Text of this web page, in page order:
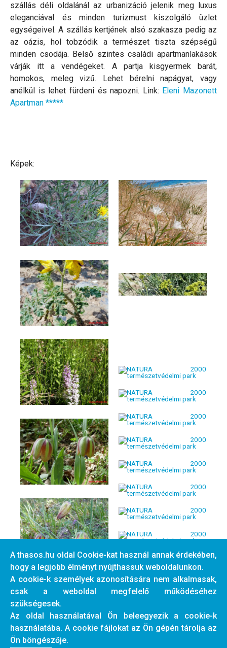
szállás déli oldalánál az urbanizáció jelenik meg luxus
eleganciával és minden turizmust kiszolgáló üzlet
egységeivel. A szállás kertjének alsó szakasza pedig az
az oázis, hol tobzódik a természet tiszta szépségű
minden csodája. Belső szintes családi apartmanlakások
várják itt a vendégeket. A partja kisgyermek barát,
homokos, meleg vizű. Lehet bérelni napágyat, vagy
anélkül is lehet fürdeni és napozni. Link: Eleni Mazonett
Apartman *****
Képek:
A thasos.hu oldal Cookie-kat használ annak érdekében,
hogy a legjobb élményt nyújthassuk weboldalunkon.
A cookie-k személyek azonosítására nem alkalmasak,
csak a weboldal megfelelő működéséhez
szükségesek.
Az oldal használatával Ön beleegyezik a cookie-k
használatába. A cookie fájlokat az Ön gépén tárolja az
Ön böngészője.